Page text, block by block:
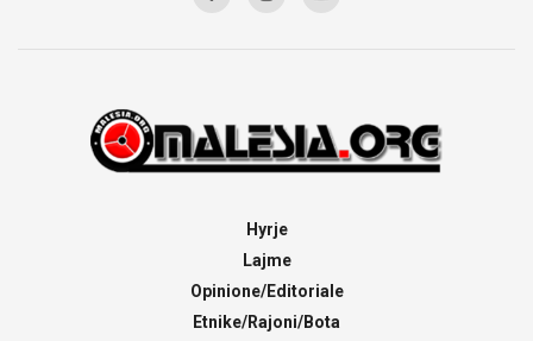
Hyrje
Lajme
Opinione/Editoriale
Etnike/Rajoni/Bota